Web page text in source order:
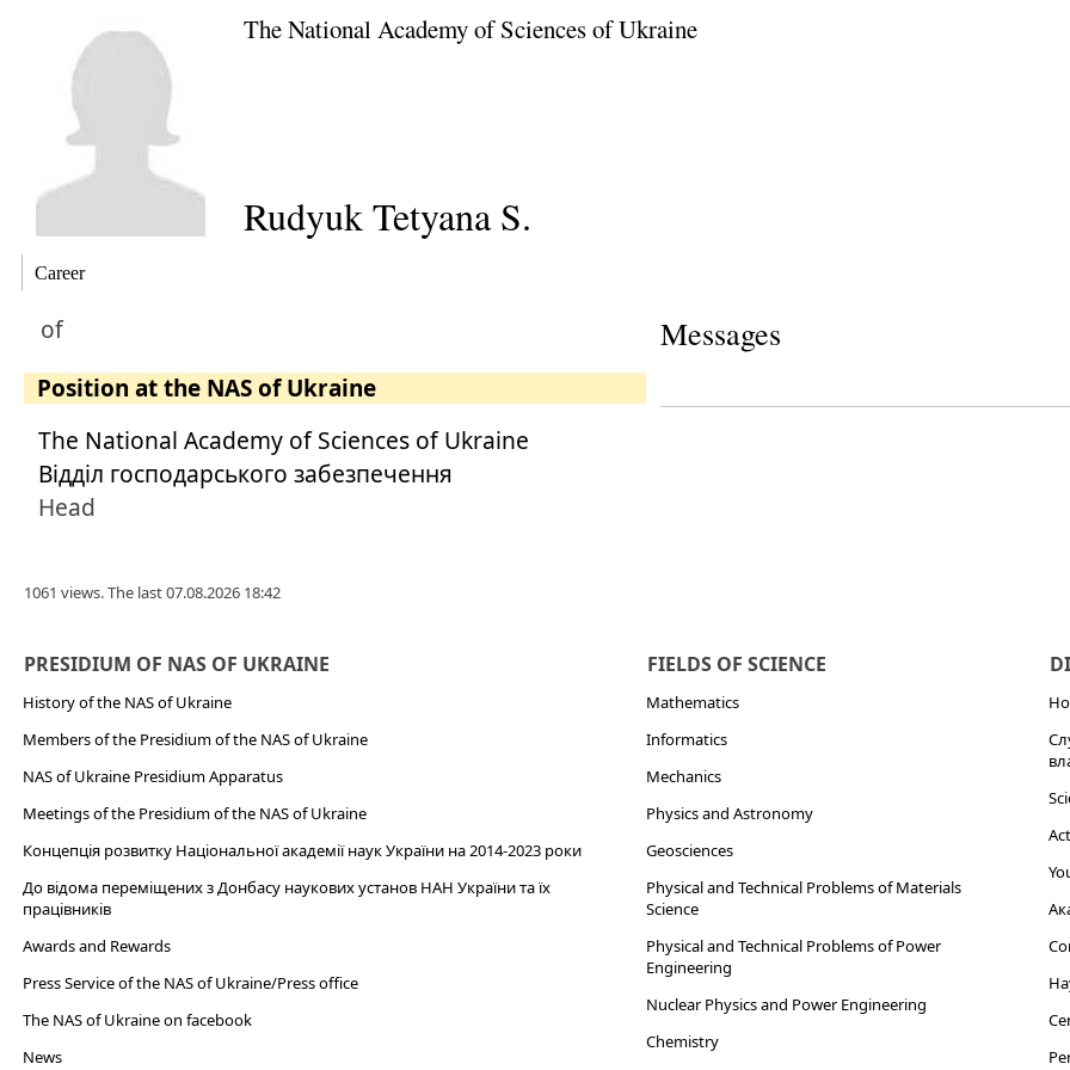
The National Academy of Sciences of Ukraine
Rudyuk Tetyana S.
Career
of
Position at the NAS of Ukraine
The National Academy of Sciences of Ukraine
Відділ господарського забезпечення
Head
1061 views. The last 07.08.2026 18:42
Messages
PRESIDIUM OF NAS OF UKRAINE
History of the NAS of Ukraine
Members of the Presidium of the NAS of Ukraine
NAS of Ukraine Presidium Apparatus​
Meetings of the Presidium of the NAS of Ukraine
Концепція розвитку Національної академії наук України на 2014-2023 роки
До відома переміщених з Донбасу наукових установ НАН України та їх
працівників
Awards and Rewards
Press Service of the NAS of Ukraine/Press office
The NAS of Ukraine on facebook
News
FIELDS OF SCIENCE
Mathematics
Informatics
Mechanics
Physics and Astronomy
Geosciences
Physical and Technical Problems of Materials
Science
Physical and Technical Problems of Power
Engineering
Nuclear Physics and Power Engineering
Chemistry